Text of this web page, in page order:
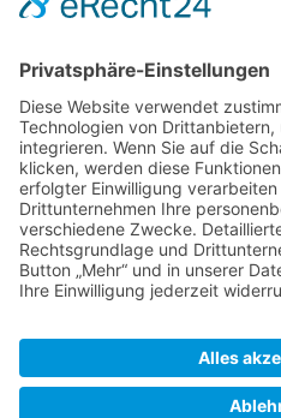
PROJEKTE
Laufende
Streuobst-Pakt Donau-Ries
Moorschutz im Mertinger
und Oberndorfer Ried
Wiesen-Initiative Donau-
Ries
Spenderflächenkataster